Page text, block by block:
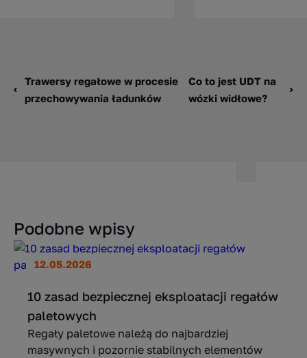
Trawersy regałowe w procesie
przechowywania ładunków
Co to jest UDT na
wózki widłowe?
Podobne wpisy
12.05.2026
10 zasad bezpiecznej eksploatacji regałów
paletowych
Regały paletowe należą do najbardziej
masywnych i pozornie stabilnych elementów